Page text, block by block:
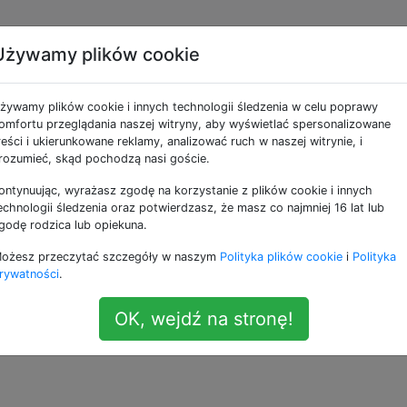
przez Qualcomm 3.0
HTC One A9
Przeczytałem ten wątek
jest głównie żywotność baterii. Zaakceptowana
a nie najnowszej
technologii Qualcomm 3.0, która ma być o
czy krótszy czas ładowania oznacza mniejsze
plików cookie
plików cookie i innych technologii śledzenia w celu poprawy
przeglądania naszej witryny, aby wyświetlać spersonalizowane
i ukierunkowane reklamy, analizować ruch w naszej witrynie, i
skąd pochodzą nasi goście.
wyrażasz zgodę na korzystanie z plików cookie i innych
śledzenia oraz potwierdzasz, że masz co najmniej 16 lat lub
rodzica lub opiekuna.
przeczytać szczegóły w naszym Polityka plików cookie i Polityka
.
OK, wejdź na stronę!